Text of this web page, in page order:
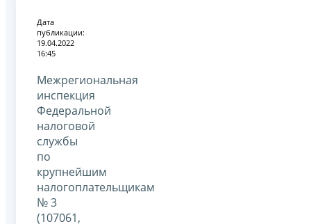
Дата
публикации:
19.04.2022
16:45
Межрегиональная
инспекция
Федеральной
налоговой
службы
по
крупнейшим
налогоплательщикам
№ 3
(107061,